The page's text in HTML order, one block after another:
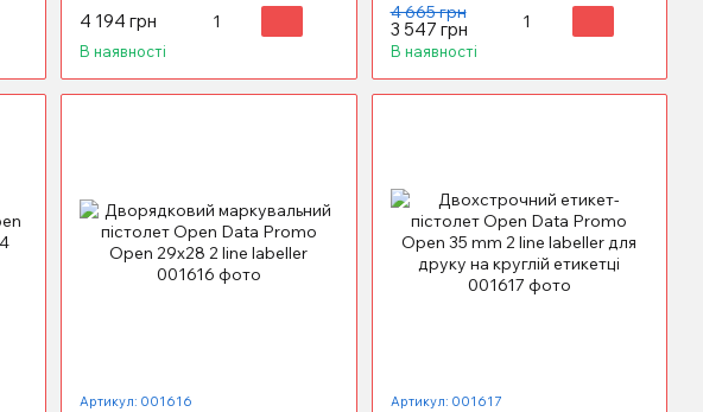
4 194 грн
В наявності
4 665 грн
3 547 грн
В наявності
Артикул: 001616 Артикул: 001617